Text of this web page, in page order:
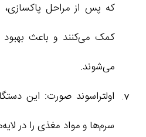
که پس از مراحل
کمک می‌کنند و باعث
می‌شوند.
اولتراسوند صورت: این
سرم‌ها و مواد مغذی را در